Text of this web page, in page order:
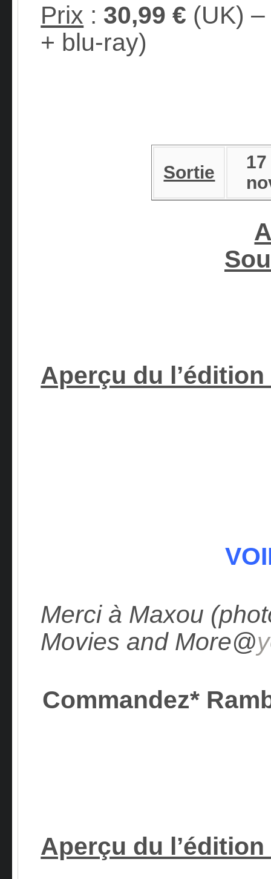
Prix : 30,99 € (UK)
+ blu-ray)
Sortie
Aperçu du l’édition
Merci à Maxou
Movies and More@
Commandez*
Aperçu du